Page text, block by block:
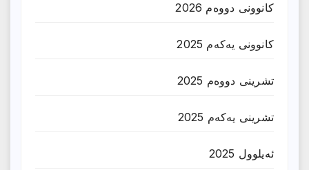
کانوونی دووەم 2026
کانوونی یەکەم 2025
تشرینی دووەم 2025
تشرینی یەکەم 2025
ئەیلوول 2025